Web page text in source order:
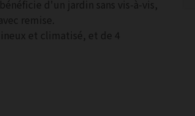
d'un jardin sans vis-à-vis,
remise.
et climatisé, et de 4